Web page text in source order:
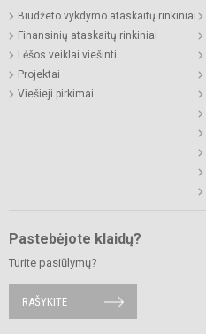
Biudžeto vykdymo ataskaitų rinkiniai
Finansinių ataskaitų rinkiniai
Lėšos veiklai viešinti
Projektai
Viešieji pirkimai
Pastebėjote klaidų?
Turite pasiūlymų?
RAŠYKITE